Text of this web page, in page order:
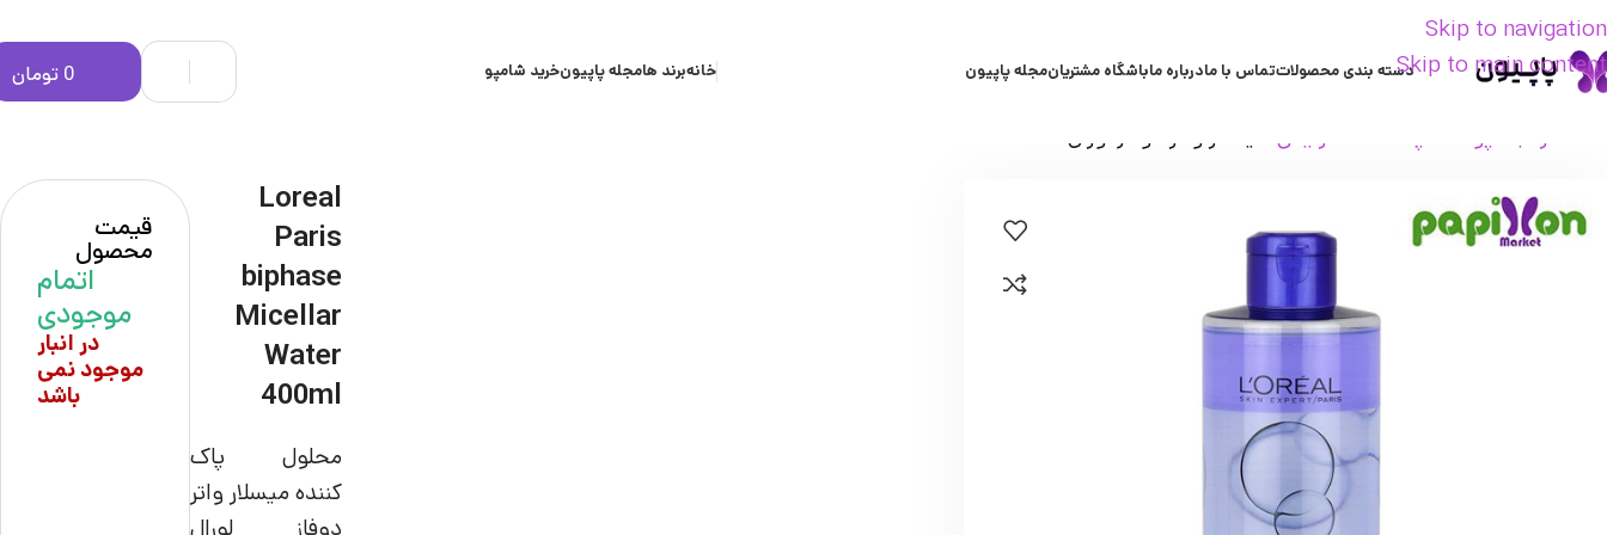
Skip to navigation
Skip to main contentدسته بندی محصولاتتماس با مادرباره ماباشگاه مشتریانمجله پاپیون خانهبرند هامجله پاپیونخرید شامپو 0 تومان
مراقبت پوست پاک کننده آرایش میسلار واتر دوفاز لورآل
Loreal
Paris
biphase
Micellar
Water
400ml
محلول پاک
کننده میسلار واتر
دوفاز لورال
قیمت
محصول
اتمام
موجودی
در انبار
موجود نمی
باشد